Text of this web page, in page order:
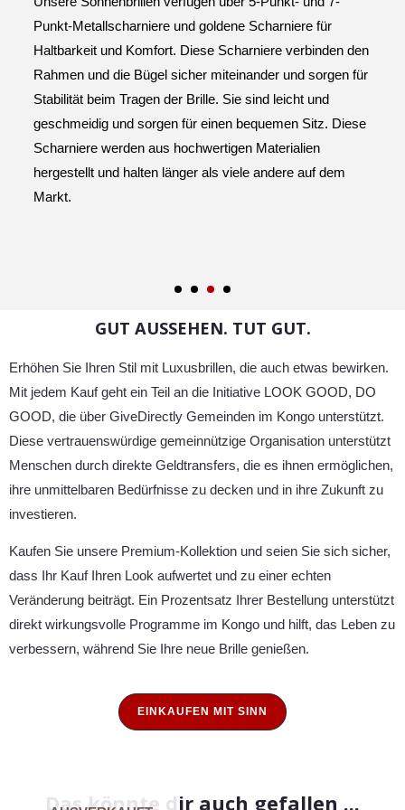
und goldene Scharniere für
und Komfort. Diese Scharniere verbinden den
die Bügel sicher miteinander und sorgen für
Tragen der Brille. Sie sind leicht und
und sorgen für einen bequemen Sitz. Diese
werden aus hochwertigen Materialien
und halten länger als viele andere auf dem
GUT AUSSEHEN. TUT GUT.
Erhöhen Sie Ihren Stil mit Luxusbrillen, die auch etwas bewirken.
Mit jedem Kauf geht ein Teil an die Initiative LOOK GOOD, DO
GOOD, die über GiveDirectly Gemeinden im Kongo unterstützt.
Diese vertrauenswürdige gemeinnützige Organisation unterstützt
Menschen durch direkte Geldtransfers, die es ihnen ermöglichen,
ihre unmittelbaren Bedürfnisse zu decken und in ihre Zukunft zu
investieren.
Kaufen Sie unsere Premium-Kollektion und seien Sie sich sicher,
dass Ihr Kauf Ihren Look aufwertet und zu einer echten
Veränderung beiträgt. Ein Prozentsatz Ihrer Bestellung unterstützt
direkt wirkungsvolle Programme im Kongo und hilft, das Leben zu
verbessern, während Sie Ihre neue Brille genießen.
EINKAUFEN MIT SINN
Das könnte dir auch gefallen ...